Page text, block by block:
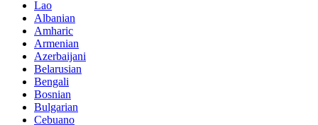
Lao
Albanian
Amharic
Armenian
Azerbaijani
Belarusian
Bengali
Bosnian
Bulgarian
Cebuano